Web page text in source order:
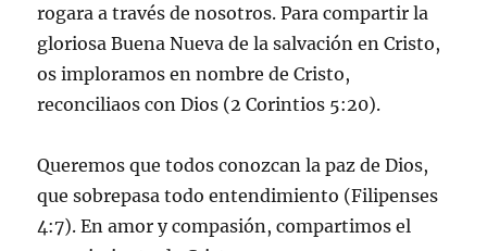
rogara a través de nosotros. Para compartir la
gloriosa Buena Nueva de la salvación en Cristo,
os imploramos en nombre de Cristo,
reconciliaos con Dios (2 Corintios 5:20).
Queremos que todos conozcan la paz de Dios,
que sobrepasa todo entendimiento (Filipenses
4:7). En amor y compasión, compartimos el